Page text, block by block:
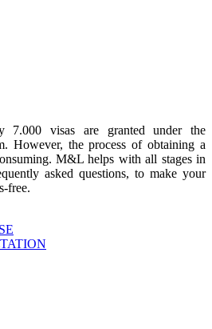
7.000 visas are granted under the
However, the process of obtaining a
M&L helps with all stages in
asked questions, to make your
free.